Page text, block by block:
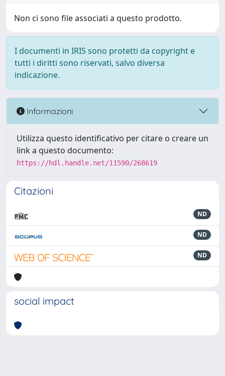
Non ci sono file associati a questo prodotto.
I documenti in IRIS sono protetti da copyright e
tutti i diritti sono riservati, salvo diversa
indicazione.
Informazioni
Utilizza questo identificativo per citare o creare un
link a questo documento:
https://hdl.handle.net/11590/268619
Citazioni
ND
ND
ND
social impact